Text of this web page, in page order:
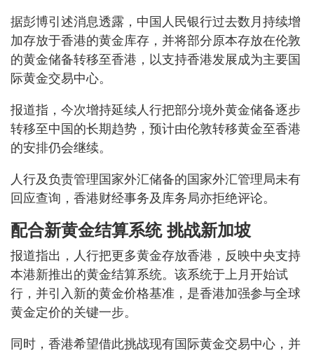
据彭博引述消息透露，中国人民银行过去数月持续增
加存放于香港的黄金库存，并将部分原本存放在伦敦
的黄金储备转移至香港，以支持香港发展成为主要国
际黄金交易中心。
报道指，今次增持延续人行把部分境外黄金储备逐步
转移至中国的长期趋势，预计由伦敦转移黄金至香港
的安排仍会继续。
人行及负责管理国家外汇储备的国家外汇管理局未有
回应查询，香港财经事务及库务局亦拒绝评论。
配合新黄金结算系统 挑战新加坡
报道指出，人行把更多黄金存放香港，反映中央支持
本港新推出的黄金结算系统。该系统于上月开始试
行，并引入新的黄金价格基准，是香港加强参与全球
黄金定价的关键一步。
同时，香港希望借此挑战现有国际黄金交易中心，并